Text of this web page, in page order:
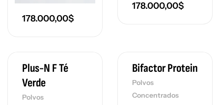
178.000,00$
178.000,00$
Plus-N F Té
Verde
Polvos
Bifactor Protein
Polvos
Concentrados